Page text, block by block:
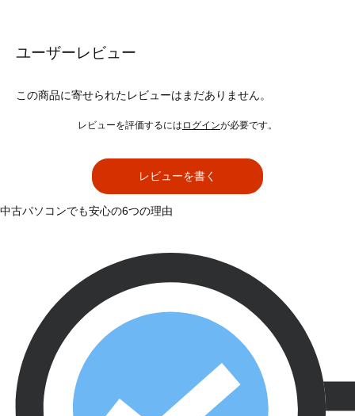
ユーザーレビュー
この商品に寄せられたレビューはまだありません。
レビューを評価するには ログインが必要です。
レビューを書く
中古パソコンでも安心の6つの理由